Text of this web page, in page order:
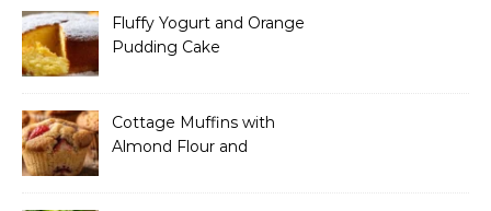
Fluffy Yogurt and Orange
Pudding Cake
Cottage Muffins with
Almond Flour and